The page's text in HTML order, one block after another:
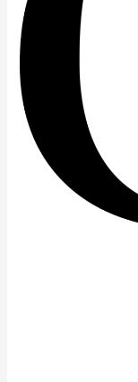
seitan
quotidien